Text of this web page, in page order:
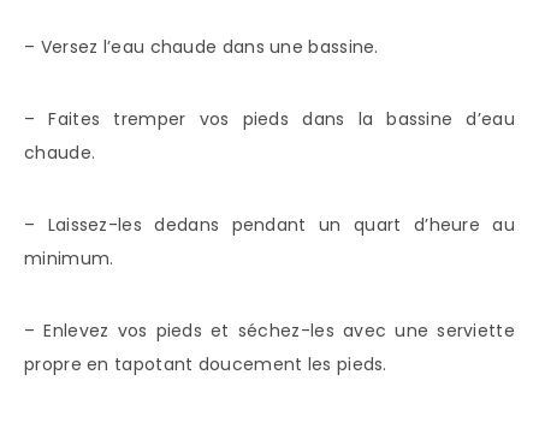
– Versez l’eau chaude dans une bassine.
– Faites tremper vos pieds dans la bassine d’eau
chaude.
– Laissez-les dedans pendant un quart d’heure au
minimum.
– Enlevez vos pieds et séchez-les avec une serviette
propre en tapotant doucement les pieds.